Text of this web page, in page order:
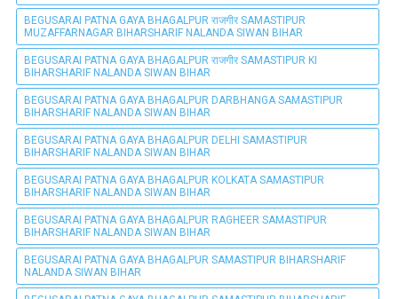
BEGUSARAI PATNA GAYA BHAGALPUR राजगीर SAMASTIPUR
MUZAFFARNAGAR BIHARSHARIF NALANDA SIWAN BIHAR
BEGUSARAI PATNA GAYA BHAGALPUR राजगीर SAMASTIPUR KI
BIHARSHARIF NALANDA SIWAN BIHAR
BEGUSARAI PATNA GAYA BHAGALPUR DARBHANGA SAMASTIPUR
BIHARSHARIF NALANDA SIWAN BIHAR
BEGUSARAI PATNA GAYA BHAGALPUR DELHI SAMASTIPUR
BIHARSHARIF NALANDA SIWAN BIHAR
BEGUSARAI PATNA GAYA BHAGALPUR KOLKATA SAMASTIPUR
BIHARSHARIF NALANDA SIWAN BIHAR
BEGUSARAI PATNA GAYA BHAGALPUR RAGHEER SAMASTIPUR
BIHARSHARIF NALANDA SIWAN BIHAR
BEGUSARAI PATNA GAYA BHAGALPUR SAMASTIPUR BIHARSHARIF
NALANDA SIWAN BIHAR